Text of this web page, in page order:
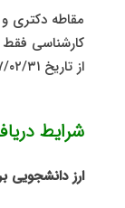
مقاطه دکتری
کارشناسی
از تاریخ ۹۷/۰۲/۳۱ است، مجاز به ارائه درخواست هستند.
شرایط
ارز دانشجویی